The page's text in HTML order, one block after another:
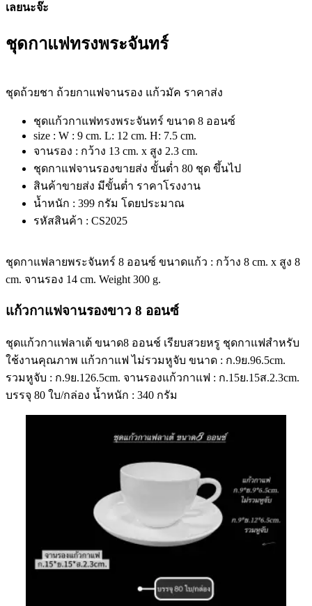
เลยนะจ๊ะ
ชุดกาแฟทรงพระจันทร์
ชุดถ้วยชา ถ้วยกาแฟจานรอง แก้วมัค ราคาส่ง
ชุดแก้วกาแฟทรงพระจันทร์ ขนาด 8 ออนซ์
size : W : 9 cm. L: 12 cm. H: 7.5 cm.
จานรอง : กว้าง 13 cm. x สูง 2.3 cm.
ชุดกาแฟจานรองขายส่ง ขั้นต่ำ 80 ชุด ขึ้นไป
สินค้าขายส่ง มีขั้นต่ำ ราคาโรงงาน
น้ำหนัก : 399 กรัม โดยประมาณ
รหัสสินค้า : CS2025
ชุดกาแฟลายพระจันทร์ 8 ออนซ์ ขนาดแก้ว : กว้าง 8 cm. x สูง 8
cm. จานรอง 14 cm. Weight 300 g.
แก้วกาแฟจานรองขาว 8 ออนซ์
ชุดแก้วกาแฟลาเต้ ขนาด8 ออนช์ เรียบสวยหรู ชุดกาแฟสำหรับ
ใช้งานคุณภาพ แก้วกาแฟ ไม่รวมหูจับ ขนาด : ก.9ย.96.5cm.
รวมหูจับ : ก.9ย.126.5cm. จานรองแก้วกาแฟ : ก.15ย.15ส.2.3cm.
บรรจุ 80 ใบ/กล่อง น้ำหนัก : 340 กรัม